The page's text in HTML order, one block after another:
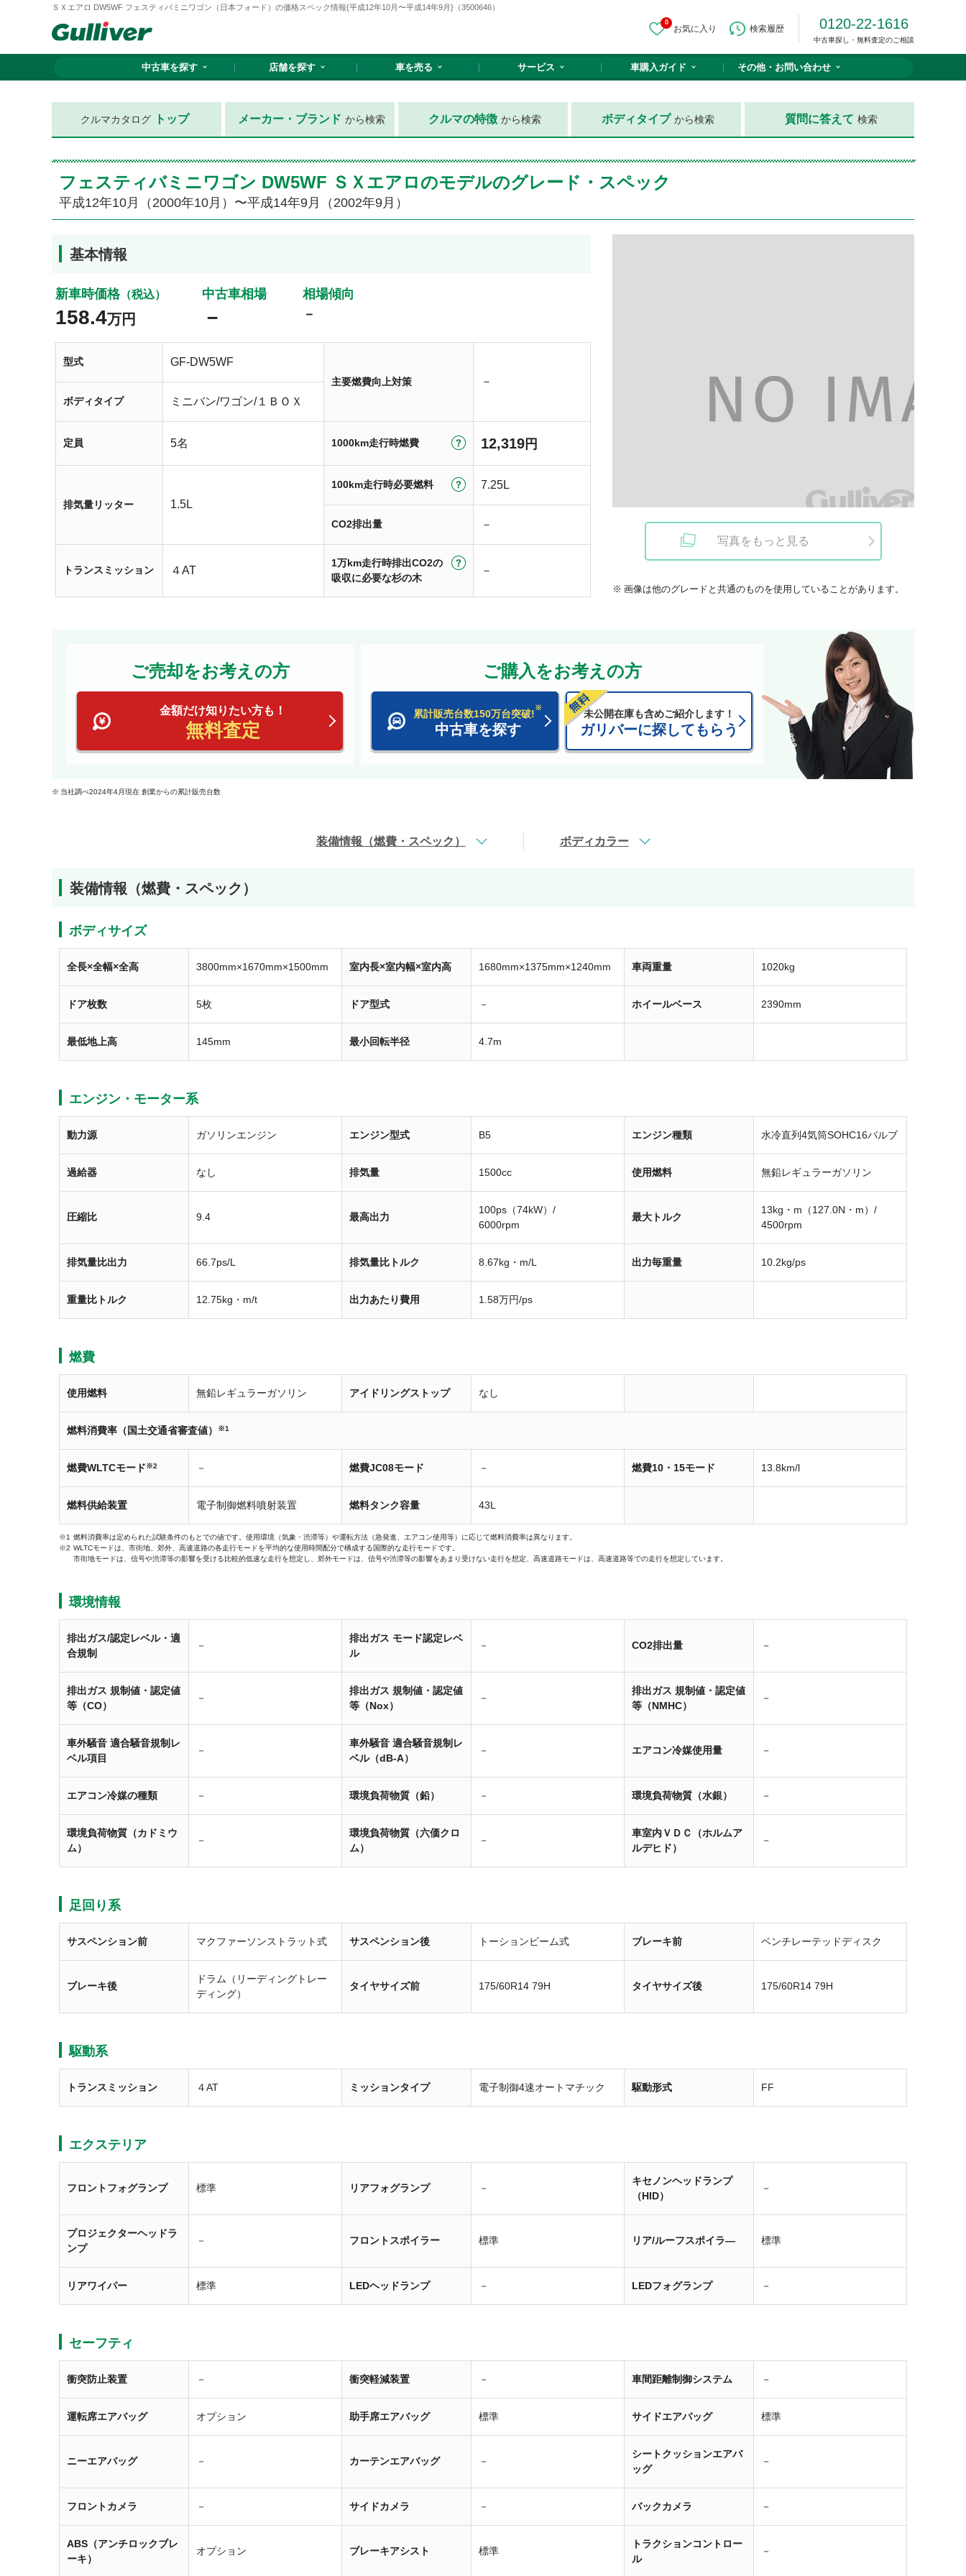
ＳＸエアロ DW5WF フェスティバミニワゴン（日本フォード）の価格スペック情報{平成12年10月〜平成14年9月}（3500646）
0
お気に入り 検索履歴 0120-22-1616
中古車探し・無料査定のご相談
中古車を探す 店舗を探す 車を売る サービス 車購入ガイド その他・ お問い合わせ
クルマカタログ トップ メーカー・ブランド から検索 クルマの特徴 から検索 ボディタイプ から検索 質問に答えて 検索
フェスティバミニワゴン DW5WF ＳＸエアロのモデルのグレード・スペック
平成12年10月（2000年10月）〜平成14年9月（2002年9月）
基本情報
新車時価格（税込）
158.4万円
中古車相場
－
相場傾向
－
型式 GF-DW5WF
主要燃費向上対策 －
ボディタイプ ミニバン/ワゴン/１ＢＯＸ
定員 5名 1000km走行時燃費 12,319 円
排気量リッター 1.5L
100km走行時必要燃料 7.25L
CO2排出量 －
トランスミッション ４AT
1万km走行時排出CO2の
吸収に必要な杉の木
－
写真をもっと見る
画像は他のグレードと共通のものを使用していることがあります。
ご売却をお考えの方
金額だけ知りたい方も！
無料査定
ご購入をお考えの方
累計販売台数150万台突破!
※
中古車を探す
未公開在庫も含めご紹介します！
ガリバーに探してもらう
当社調べ2024年4月現在 創業からの累計販売台数
装備情報（燃費・スペック） ボディカラー
装備情報（燃費・スペック）
ボディサイズ
全長×全幅×全高 3800mm×1670mm×1500mm 室内長×室内幅×室内高 1680mm×1375mm×1240mm 車両重量 1020kg
ドア枚数 5枚 ドア型式 － ホイールベース 2390mm
最低地上高 145mm 最小回転半径 4.7m
エンジン・モーター系
動力源 ガソリンエンジン エンジン型式 B5 エンジン種類 水冷直列4気筒SOHC16バルブ
過給器 なし 排気量 1500cc 使用燃料 無鉛レギュラーガソリン
圧縮比 9.4 最高出力
100ps（74kW）/
6000rpm
最大トルク
13kg・m（127.0N・m）/
4500rpm
排気量比出力 66.7ps/L 排気量比トルク 8.67kg・m/L 出力毎重量 10.2kg/ps
重量比トルク 12.75kg・m/t 出力あたり費用 1.58万円/ps
燃費
使用燃料 無鉛レギュラーガソリン アイドリングストップ なし
燃料消費率（国土交通省審査値） ※1
燃費WLTCモード※2 － 燃費JC08モード － 燃費10・15モード 13.8km/l
燃料供給装置 電子制御燃料噴射装置 燃料タンク容量 43L
燃料消費率は定められた試験条件のもとでの値です。使用環境（気象・渋滞等）や運転方法（急発進、エアコン使用等）に応じて燃料消費率は異なります。
WLTCモードは、市街地、郊外、高速道路の各走行モードを平均的な使用時間配分で構成する国際的な走行モードです。
市街地モードは、信号や渋滞等の影響を受ける比較的低速な走行を想定し、郊外モードは、信号や渋滞等の影響をあまり受けない走行を想定、高速道路モードは、高速道路等での走行を想定しています。
環境情報
排出ガス/認定レベル・適
合規制
－
排出ガス モード認定レベ
ル
－ CO2排出量 －
排出ガス 規制値・認定値
等（CO）
－
排出ガス 規制値・認定値
等（Nox）
－
排出ガス 規制値・認定値
等（NMHC）
－
車外騒音 適合騒音規制レ
ベル項目
－
車外騒音 適合騒音規制レ
ベル（dB-A）
－ エアコン冷媒使用量 －
エアコン冷媒の種類 － 環境負荷物質（鉛） － 環境負荷物質（水銀） －
環境負荷物質（カドミウ
ム）
－
環境負荷物質（六価クロ
ム）
－
車室内ＶＤＣ（ホルムア
ルデヒド）
－
足回り系
サスペンション前 マクファーソンストラット式 サスペンション後 トーションビーム式 ブレーキ前 ベンチレーテッドディスク
ブレーキ後
ドラム（リーディングトレー
ディング）
タイヤサイズ前 175/60R14 79H タイヤサイズ後 175/60R14 79H
駆動系
トランスミッション ４AT ミッションタイプ 電子制御4速オートマチック 駆動形式 FF
エクステリア
フロントフォグランプ 標準 リアフォグランプ －
キセノンヘッドランプ
（HID）
－
プロジェクターヘッドラ
ンプ
－ フロントスポイラー 標準 リア/ルーフスポイラ― 標準
リアワイパー 標準 LEDヘッドランプ － LEDフォグランプ －
セーフティ
衝突防止装置 － 衝突軽減装置 － 車間距離制御システム －
運転席エアバッグ オプション 助手席エアバッグ 標準 サイドエアバッグ 標準
ニーエアバッグ － カーテンエアバッグ －
シートクッションエアバ
ッグ
－
フロントカメラ － サイドカメラ － バックカメラ －
ABS（アンチロックブレ
ーキ）
オプション ブレーキアシスト 標準
トラクションコントロー
ル
－